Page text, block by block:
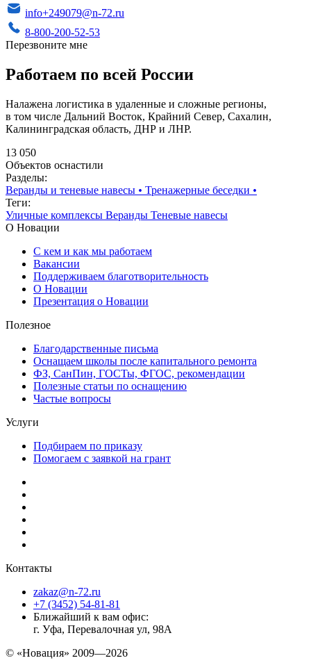
info+249079@n-72.ru
8-800-200-52-53
Перезвоните мне
Работаем по всей России
Налажена логистика в удаленные и сложные регионы,
в том числе Дальний Восток, Крайний Север, Сахалин,
Калининградская область, ДНР и ЛНР.
13 050
Объектов оснастили
Разделы:
Веранды и теневые навесы • Тренажерные беседки •
Теги:
Уличные комплексы Веранды Теневые навесы
О Новации
С кем и как мы работаем
Вакансии
Поддерживаем благотворительность
О Новации
Презентация о Новации
Полезное
Благодарственные письма
Оснащаем школы после капитального ремонта
ФЗ, СанПин, ГОСТы, ФГОС, рекомендации
Полезные статьи по оснащению
Частые вопросы
Услуги
Подбираем по приказу
Помогаем с заявкой на грант
Контакты
zakaz@n-72.ru
+7 (3452) 54-81-81
Ближайший к вам офис:
г. Уфа, Перевалочная ул, 98А
© «Новация» 2009—2026